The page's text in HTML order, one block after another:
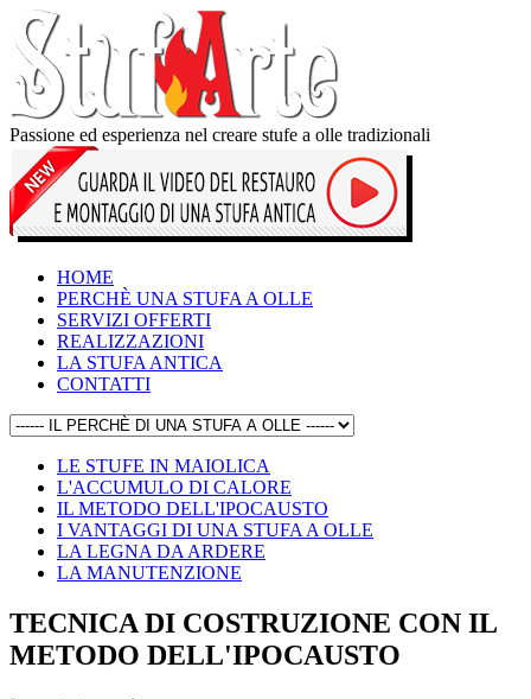
Passione ed esperienza nel creare stufe a olle tradizionali
HOME
PERCHÈ UNA STUFA A OLLE
SERVIZI OFFERTI
REALIZZAZIONI
LA STUFA ANTICA
CONTATTI
LE STUFE IN MAIOLICA
L'ACCUMULO DI CALORE
IL METODO DELL'IPOCAUSTO
I VANTAGGI DI UNA STUFA A OLLE
LA LEGNA DA ARDERE
LA MANUTENZIONE
TECNICA DI COSTRUZIONE CON IL
METODO DELL'IPOCAUSTO